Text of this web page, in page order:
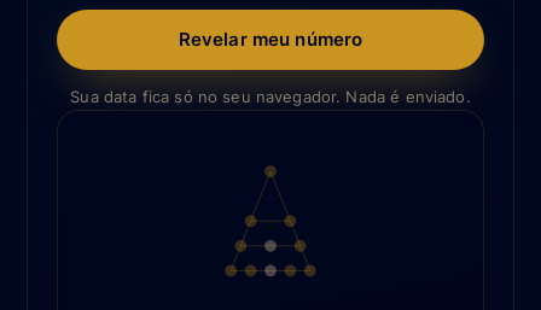
Revelar meu número
Sua data fica só no seu navegador. Nada é enviado.